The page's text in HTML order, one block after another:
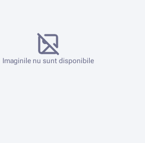
Imaginile nu sunt disponibile